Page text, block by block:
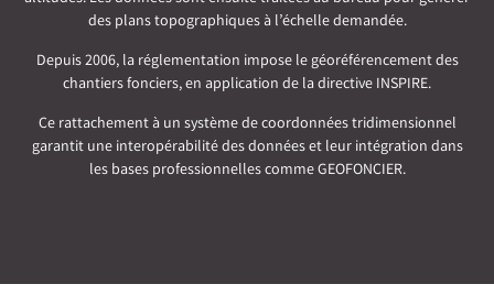
des plans topographiques à l’échelle demandée.
Depuis 2006, la réglementation impose le géoréférencement des
chantiers fonciers, en application de la directive INSPIRE.
Ce rattachement à un système de coordonnées tridimensionnel
garantit une interopérabilité des données et leur intégration dans
les bases professionnelles comme GEOFONCIER.